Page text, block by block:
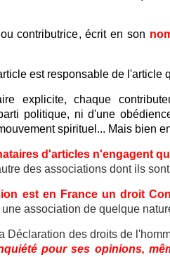
contributrice, écrit en son
est responsable de l'article
explicite, chaque
politique, ni d'une
spirituel... Mais bien
d'articles n'engagent
des associations dont ils
est en France un droit
association de quelque
Déclaration des droits de
pour ses opinions,